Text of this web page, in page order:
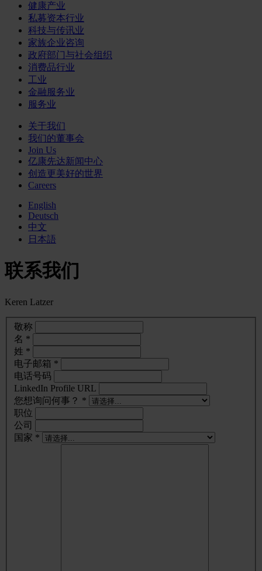
健康产业
私募资本行业
科技与传讯业
家族企业咨询
政府部门与社会组织
消费品行业
工业
金融服务业
服务业
关于我们
我们的董事会
Join Us
亿康先达新闻中心
创造更美好的世界
Careers
English
Deutsch
中文
日本語
联系我们
Keren Latzer
敬称
名 *
姓 *
电子邮箱 *
电话号码
LinkedIn Profile URL
您想询问何事？ *
职位
公司
国家 *